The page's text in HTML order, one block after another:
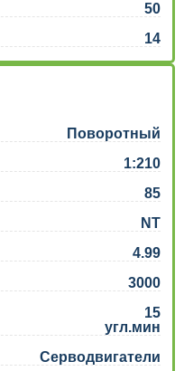
50
14
Поворотный
1:210
85
NT
4.99
3000
15
угл.мин
Серводвигатели